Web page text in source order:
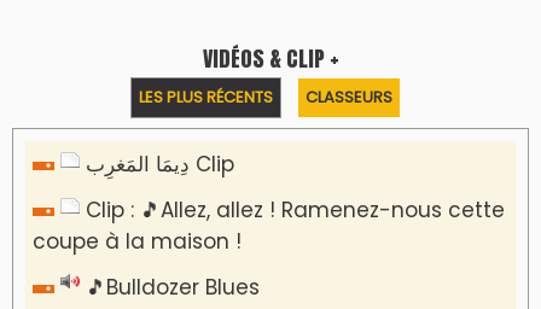
VIDÉOS & CLIP +
LES PLUS RÉCENTS CLASSEURS
دِيمَا المَغرِب Clip
Clip : 🎵Allez, allez ! Ramenez-nous cette
coupe à la maison !
🎵Bulldozer Blues